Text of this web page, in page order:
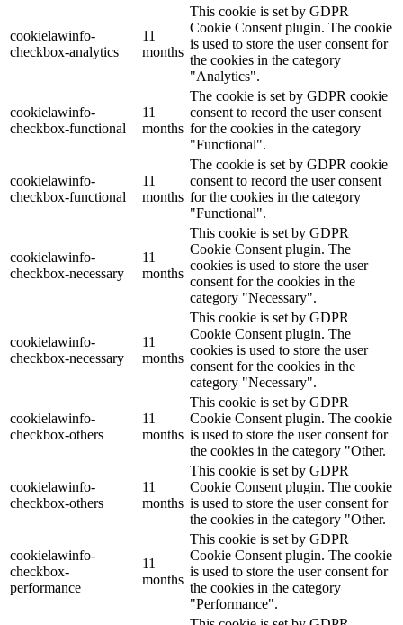
cookielawinfo-
checkbox-analytics
11
months
This cookie is set by GDPR
Cookie Consent plugin. The cookie
is used to store the user consent for
the cookies in the category
"Analytics".
cookielawinfo-
checkbox-functional
11
months
The cookie is set by GDPR cookie
consent to record the user consent
for the cookies in the category
"Functional".
cookielawinfo-
checkbox-functional
11
months
The cookie is set by GDPR cookie
consent to record the user consent
for the cookies in the category
"Functional".
cookielawinfo-
checkbox-necessary
11
months
This cookie is set by GDPR
Cookie Consent plugin. The
cookies is used to store the user
consent for the cookies in the
category "Necessary".
cookielawinfo-
checkbox-necessary
11
months
This cookie is set by GDPR
Cookie Consent plugin. The
cookies is used to store the user
consent for the cookies in the
category "Necessary".
cookielawinfo-
checkbox-others
11
months
This cookie is set by GDPR
Cookie Consent plugin. The cookie
is used to store the user consent for
the cookies in the category "Other.
cookielawinfo-
checkbox-others
11
months
This cookie is set by GDPR
Cookie Consent plugin. The cookie
is used to store the user consent for
the cookies in the category "Other.
cookielawinfo-
checkbox-
performance
11
months
This cookie is set by GDPR
Cookie Consent plugin. The cookie
is used to store the user consent for
the cookies in the category
"Performance".